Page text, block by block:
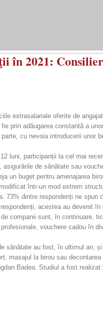
în 2021:
extrasalariale oferite de
prin adăugarea constantă a
cu nevoia introducerii
luni, participanții la cel mai
de sănătate sau
un buget pentru amenajarea
într-un mod extrem
73% dintre respondenți ne
acestea au devenit
companii sunt, în continuare,
vouchere cadou în
sănătate au fost, în ultimul
masajul la birou sau
Badea. Studiul a fost